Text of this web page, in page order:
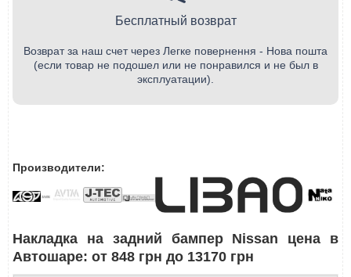
Бесплатный возврат
Возврат за наш счет через Легке повернення - Нова пошта
(если товар не подошел или не понравился и не был в
эксплуатации).
Производители:
Накладка на задний бампер Nissan цена в
Автошаре: от 848 грн до 13170 грн